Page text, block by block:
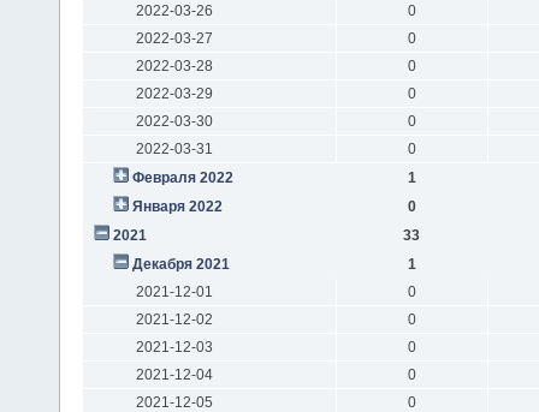
2022-03-26
0
2022-03-27
0
2022-03-28
0
2022-03-29
0
2022-03-30
0
2022-03-31
0
Февраля 2022
1
Января 2022
0
2021
33
Декабря 2021
1
2021-12-01
0
2021-12-02
0
2021-12-03
0
2021-12-04
0
2021-12-05
0